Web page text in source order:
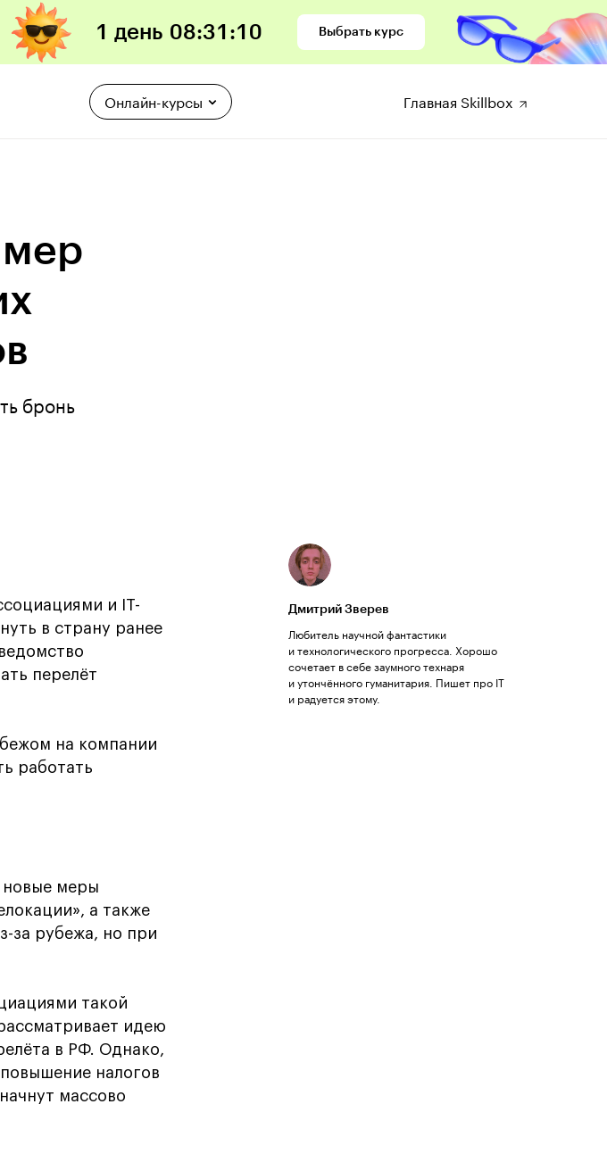
1 день 08:31 :09 Выбрать курс
Онлайн-курсы Главная Skillbox
мер
бронь
Дмитрий Зверев
Любитель научной фантастики
и технологического прогресса. Хорошо
сочетает в себе заумного технаря
и утончённого гуманитария. Пишет про IT
и радуется этому.
и IT-
в страну ранее
перелёт
на компании
работать
новые меры
а также
за рубежа, но при
такой
идею
в РФ. Однако,
налогов
массово